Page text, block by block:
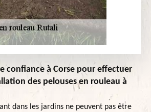
confiance à Corse pour effectuer
des pelouses en rouleau à
dans les jardins ne peuvent pas être